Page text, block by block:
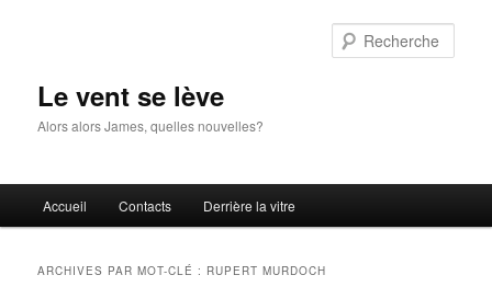
Le vent se lève
Alors alors James, quelles nouvelles?
principal
Accueil Contacts Derrière la vitre
ARCHIVES PAR MOT-CLÉ : RUPERT MURDOCH